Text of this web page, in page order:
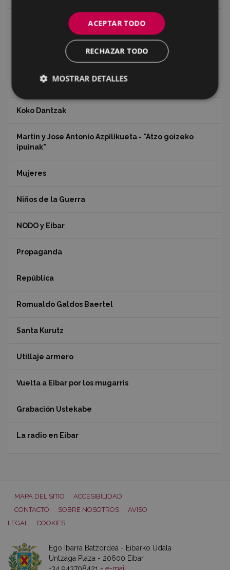
Ignacio Zuloaga, cuadros del autor en las tiendas de
Indalecio Ojanguren Diputación de Gipuzkoa
Juan Antonio Palacios HARRIA
Koko Dantzak
Martin y Jose Antonio Azpilikueta - "Atzo goizeko
ipuinak"
Mujeres
Niños de la Guerra
NODO y Eibar
Propaganda
República
Romualdo Galdos Baertel
Santa Kurutz
Utillaje armero
Vuelta a Eibar por los mugarris
Grabación Ustekabe
La radio en Eibar
MAPA DEL SITIO
ACCESIBILIDAD
CONTACTO
SOBRE NOSOTROS
AVISO
LEGAL
COOKIES
Ego Ibarra Batzordea - Eibarko Udala
Untzaga Plaza - 20600 Eibar
ACEPTAR TODO
RECHAZAR TODO
MOSTRAR DETALLES